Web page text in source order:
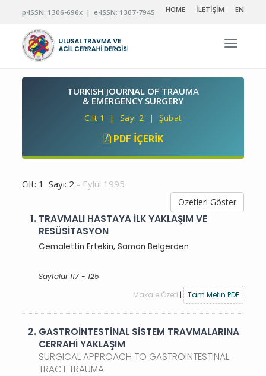
p-ISSN: 1306-696x | e-ISSN: 1307-7945 HOME İLETİŞİM EN
TURKISH JOURNAL OF TRAUMA
& EMERGENCY SURGERY
Cilt 1 | Sayı 2 | Şubat
PDF İÇERIK
Cilt: 1 Sayı: 2 - Eylül 1995
Özetleri Göster
1. TRAVMALI HASTAYA İLK YAKLAŞIM VE
RESÜSİTASYON
Cemalettin Ertekin, Saman Belgerden
Sayfalar 117 - 125
Makale Özeti | Tam Metin PDF
2. GASTROİNTESTİNAL SİSTEM TRAVMALARINA
CERRAHİ YAKLAŞIM
SURGICAL APPROACH TO GASTROINTESTINAL
TRACT TRAUMA